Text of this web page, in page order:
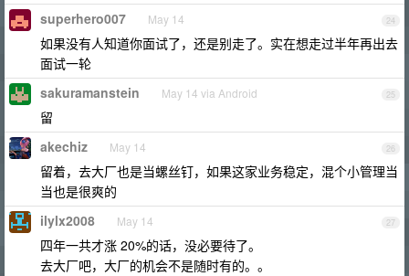
24
superhero007 May 14
如果没有人知道你面试了，还是别走了。实在想走过半年再出去
面试一轮
25
sakuramanstein May 14 via Android
留
26
akechiz May 14
留着，去大厂也是当螺丝钉，如果这家业务稳定，混个小管理当
当也是很爽的
27
ilylx2008 May 14
四年一共才涨 20%的话，没必要待了。
去大厂吧，大厂的机会不是随时有的。。